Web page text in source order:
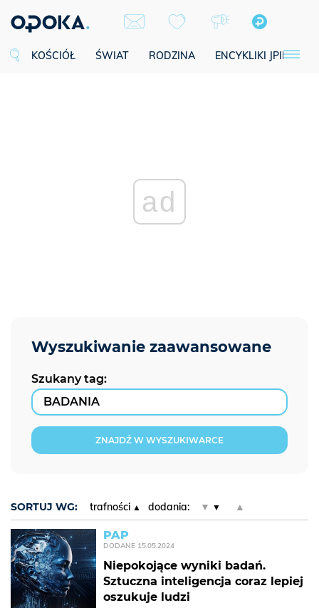
KOŚCIÓŁ ŚWIAT RODZINA ENCYKLIKI JPII
ad
Szukany tag:
ZNAJDŹ W WYSZUKIWARCE
SORTUJ WG: trafności dodania: ▼ ▲
PAP
DODANE 15.05.2024
Niepokojące wyniki badań.
Sztuczna inteligencja coraz lepiej
oszukuje ludzi